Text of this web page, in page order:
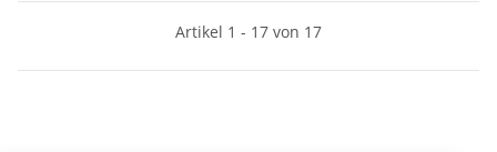
Artikel 1 - 17 von 17